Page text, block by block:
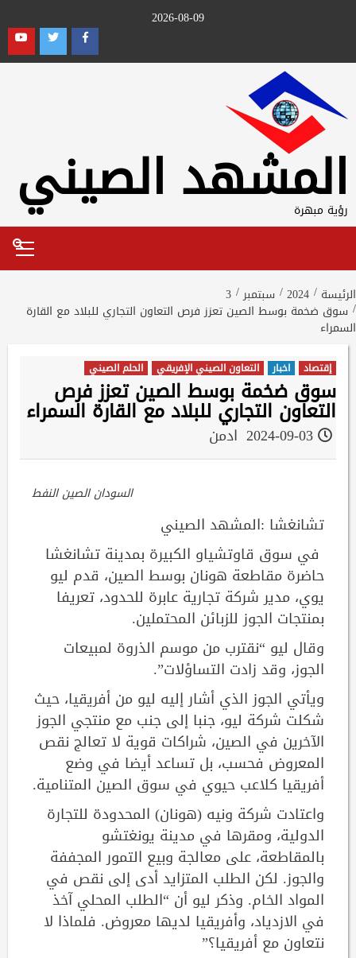
2026-08-09
Facebook
Twitter
المشهد الصيني
رؤية مبهرة
Primary
الرئيسة 2024 سبتمبر 3
سوق ضخمة بوسط الصين تعزز فرص التعاون التجاري للبلاد مع القارة
السمراء
إقتصاد اخبار التعاون الصيني الإفريقي الحلم الصيني
سوق ضخمة بوسط الصين تعزز فرص
التعاون التجاري للبلاد مع القارة السمراء
ادمن
السودان الصين النفط
تشانغشا :المشهد الصيني
في سوق قاوتشياو الكبيرة بمدينة تشانغشا
حاضرة مقاطعة هونان بوسط الصين، قدم ليو
يوي، مدير شركة تجارية عابرة للحدود، تعريفا
بمنتجات الجوز للزبائن المحتملين.
وقال ليو “نقترب من موسم الذروة لمبيعات
الجوز، وقد زادت التساؤلات”.
ويأتي الجوز الذي أشار إليه ليو من أفريقيا، حيث
شكلت شركة ليو، جنبا إلى جنب مع منتجي الجوز
الآخرين في الصين، شراكات قوية لا تعالج نقص
المعروض فحسب، بل تساعد أيضا في وضع
أفريقيا كلاعب حيوي في سوق الصين المتنامية.
واعتادت شركة ونيه (هونان) المحدودة للتجارة
الدولية، ومقرها في مدينة يونغتشو
بالمقاطعة، على معالجة وبيع التمور المجففة
والجوز. لكن الطلب المتزايد أدى إلى نقص في
المواد الخام. وذكر ليو أن “الطلب المحلي آخذ
في الازدياد، وأفريقيا لديها معروض. فلماذا لا
نتعاون مع أفريقيا؟”